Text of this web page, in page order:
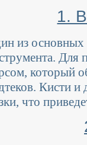
1.
из основных
Для
который
Кисти и
что